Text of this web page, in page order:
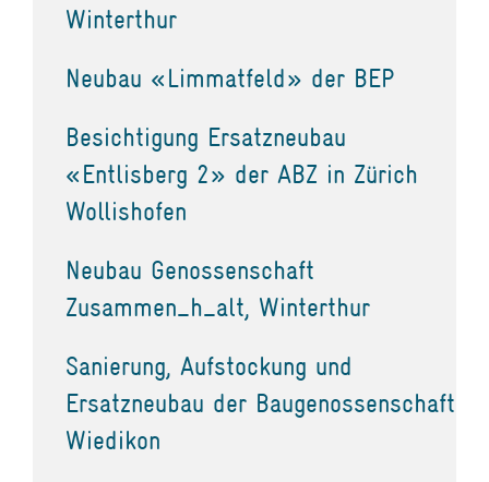
Winterthur
Neubau «Limmatfeld» der BEP
Besichtigung Ersatzneubau
«Entlisberg 2» der ABZ in Zürich
Wollishofen
Neubau Genossenschaft
Zusammen_h_alt, Winterthur
Sanierung, Aufstockung und
Ersatzneubau der Baugenossenschaft
Wiedikon